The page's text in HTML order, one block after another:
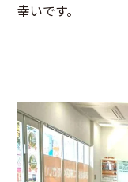
幸いです。